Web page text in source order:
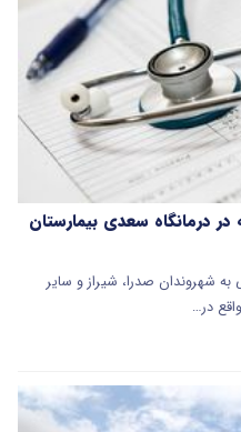
در درمانگاه سعدی بیمارستان
شهروندان صدرا، شیراز و سایر
در…